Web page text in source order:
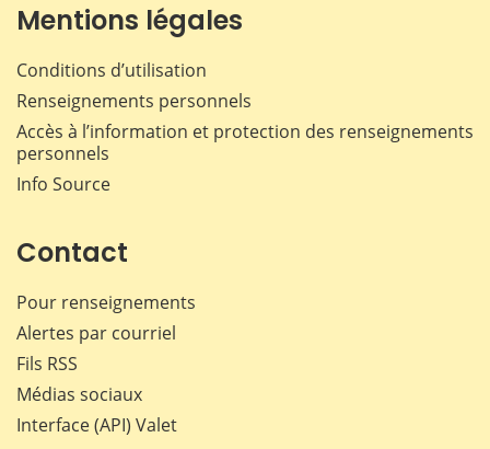
Mentions légales
Conditions d’utilisation
Renseignements personnels
Accès à l’information et protection des renseignements
personnels
Info Source
Contact
Pour renseignements
Alertes par courriel
Fils RSS
Médias sociaux
Interface (API) Valet